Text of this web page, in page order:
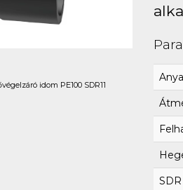
idom PE100 SDR11
SDR